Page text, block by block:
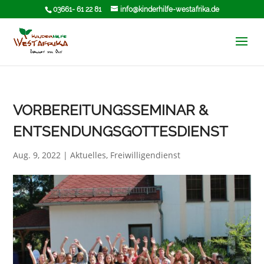
03661- 61 22 81 info@kinderhilfe-westafrika.de
VORBEREITUNGSSEMINAR &
ENTSENDUNGSGOTTESDIENST
Aug. 9, 2022 |Aktuelles, Freiwilligendienst